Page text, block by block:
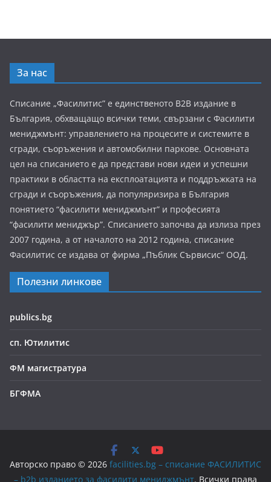
За нас
Списание „Фасилитис” е единственото B2B издание в
България, обхващащо всички теми, свързани с Фасилити
мениджмънт: управлението на процесите и системите в
сгради, съоръжения и автомобилни паркове. Основната
цел на списанието е да представи нови идеи и успешни
практики в областта на експлоатацията и поддръжката на
сгради и съоръжения, да популяризира в България
понятието “фасилити мениджмънт” и професията
“фасилити мениджър”. Списанието започва да излиза през
2007 година, а от началото на 2012 година, списание
Фасилитис се издава от фирма „Пъблик Сървисис“ ООД.
Полезни линкове
publics.bg
сп. Ютилитис
ФМ магистратура
БГФМА
Авторско право © 2026 facilities.bg – списание ФАСИЛИТИС
– b2b изданието за фасилити мениджмънт. Всички права